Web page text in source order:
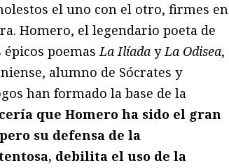
el uno con el otro, firmes en
Homero, el legendario poeta de
épicos poemasLa Ilíada yLa Odisea,
alumno de Sócrates y
han formado la base de la
que Homero ha sido el gran
su defensa de la
debilita el uso de la